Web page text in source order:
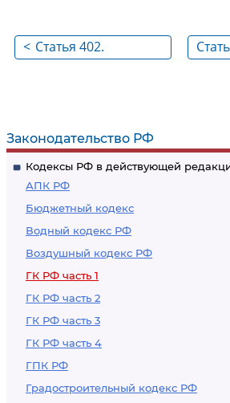
Законодательство РФ
Кодексы РФ в действующей
АПК РФ
Бюджетный кодекс
Водный кодекс РФ
Воздушный кодекс РФ
ГК РФ часть 1
ГК РФ часть 2
ГК РФ часть 3
ГК РФ часть 4
ГПК РФ
Градостроительный кодекс РФ
< Статья 402.